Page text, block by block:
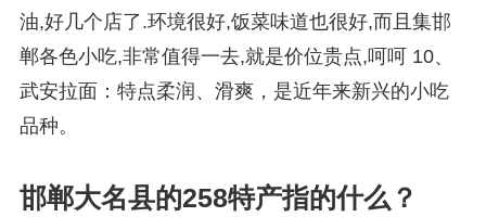
油,好几个店了.环境很好,饭菜味道也很好,而且集邯
郸各色小吃,非常值得一去,就是价位贵点,呵呵 10、
武安拉面：特点柔润、滑爽，是近年来新兴的小吃
品种。
邯郸大名县的258特产指的什么？